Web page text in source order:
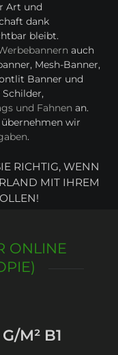
Art und
dank
bleibt.
auch
Mesh-Banner,
Banner und
und Fahnen an.
übernehmen wir
.
RICHTIG, WENN
MIT IHREM
ONLINE
M² B1